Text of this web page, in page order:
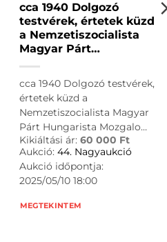
cca 1940 Dolgozó
testvérek, értetek küzd
a Nemzetiszocialista
Magyar Párt
Hungarista Mozgalom.
Plakát, hajtva, jó
állapotban, s. Mátyás,
49×71 cm
cca 1940 Dolgozó testvérek,
értetek küzd a
Nemzetiszocialista Magyar
Párt Hungarista Mozgalom.
Plakát, hajtva, jó állapotban,
s. Mátyás, 49x71 cm
Kikiáltási ár: 60 000 Ft
Aukció: 44. Nagyaukció
Aukció időpontja:
2025/05/10 18:00
MEGTEKINTEM